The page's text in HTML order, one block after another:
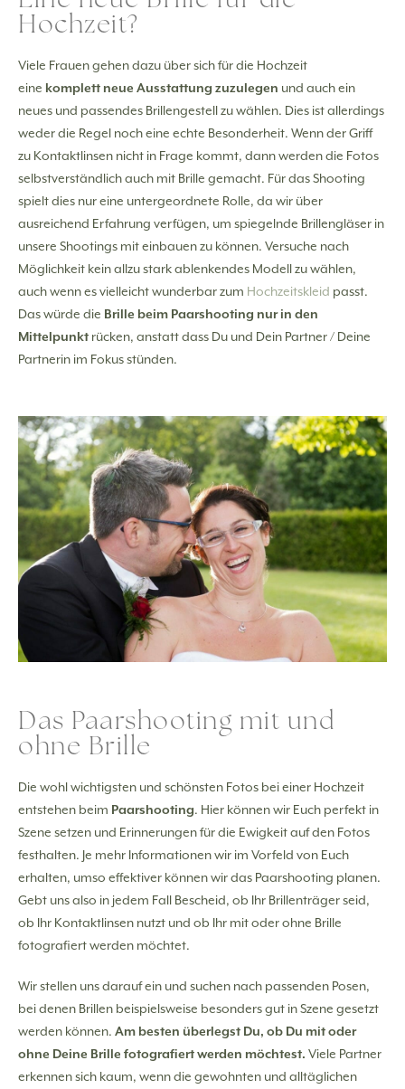
Hochzeit?
Viele Frauen gehen dazu über sich für die Hochzeit
eine komplett neue Ausstattung zuzulegen und auch ein
neues und passendes Brillengestell zu wählen. Dies ist allerdings
weder die Regel noch eine echte Besonderheit. Wenn der Griff
zu Kontaktlinsen nicht in Frage kommt, dann werden die Fotos
selbstverständlich auch mit Brille gemacht. Für das Shooting
spielt dies nur eine untergeordnete Rolle, da wir über
ausreichend Erfahrung verfügen, um spiegelnde Brillengläser in
unsere Shootings mit einbauen zu können. Versuche nach
Möglichkeit kein allzu stark ablenkendes Modell zu wählen,
auch wenn es vielleicht wunderbar zum Hochzeitskleid passt.
Das würde die Brille beim Paarshooting nur in den
Mittelpunkt rücken, anstatt dass Du und Dein Partner / Deine
Partnerin im Fokus stünden.
Das Paarshooting mit und
ohne Brille
Die wohl wichtigsten und schönsten Fotos bei einer Hochzeit
entstehen beim Paarshooting. Hier können wir Euch perfekt in
Szene setzen und Erinnerungen für die Ewigkeit auf den Fotos
festhalten. Je mehr Informationen wir im Vorfeld von Euch
erhalten, umso effektiver können wir das Paarshooting planen.
Gebt uns also in jedem Fall Bescheid, ob Ihr Brillenträger seid,
ob Ihr Kontaktlinsen nutzt und ob Ihr mit oder ohne Brille
fotografiert werden möchtet.
Wir stellen uns darauf ein und suchen nach passenden Posen,
bei denen Brillen beispielsweise besonders gut in Szene gesetzt
werden können. Am besten überlegst Du, ob Du mit oder
ohne Deine Brille fotografiert werden möchtest. Viele Partner
erkennen sich kaum, wenn die gewohnten und alltäglichen